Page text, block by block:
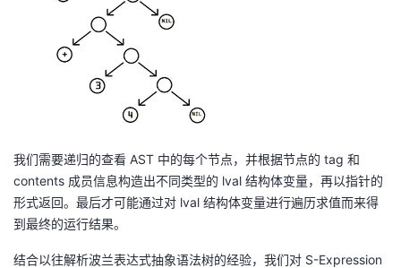
我们需要递归的查看 AST 中的每个节点，并根据节点的 tag 和
contents 成员信息构造出不同类型的 lval 结构体变量，再以指针的
形式返回。最后才可能通过对 lval 结构体变量进行遍历求值而来得
到最终的运行结果。
结合以往解析波兰表达式抽象语法树的经验，我们对 S-Expression